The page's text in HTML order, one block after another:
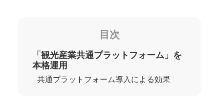
目次
「観光産業共通プラットフォーム」を
本格運用
共通プラットフォーム導入による効果